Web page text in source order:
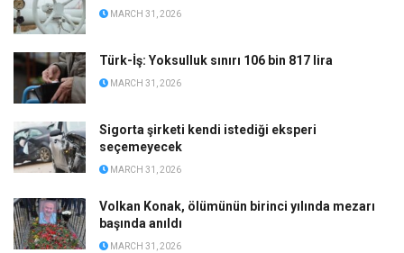
MARCH 31, 2026
Türk-İş: Yoksulluk sınırı 106 bin 817 lira
MARCH 31, 2026
Sigorta şirketi kendi istediği eksperi
seçemeyecek
MARCH 31, 2026
Volkan Konak, ölümünün birinci yılında mezarı
başında anıldı
MARCH 31, 2026